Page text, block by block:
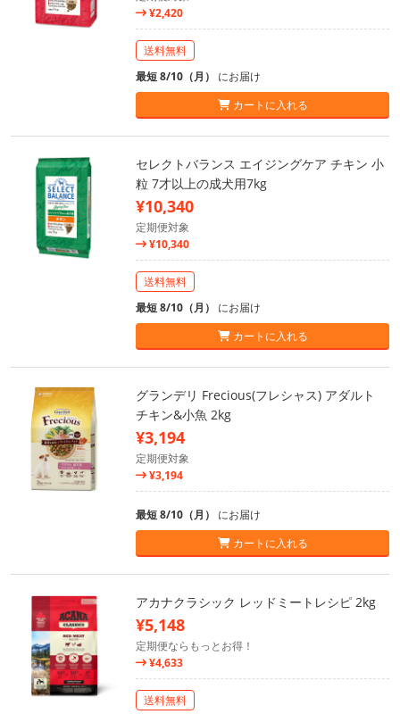
¥2,420
送料無料
最短 8/10（月） にお届け
カートに入れる
セレクトバランス エイジングケア チキン 小
粒 7才以上の成犬用7kg
¥10,340
定期便対象
¥10,340
送料無料
最短 8/10（月） にお届け
カートに入れる
グランデリ Frecious(フレシャス) アダルト
チキン&小魚 2kg
¥3,194
定期便対象
¥3,194
最短 8/10（月） にお届け
カートに入れる
アカナクラシック レッドミートレシピ 2kg
¥5,148
定期便ならもっとお得！
¥4,633
送料無料